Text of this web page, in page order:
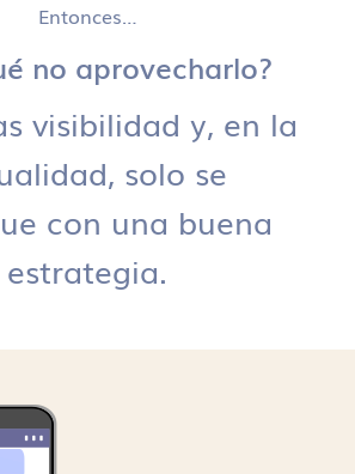
Entonces…
no aprovecharlo?
visibilidad y, en la
solo se
con una buena
estrategia.